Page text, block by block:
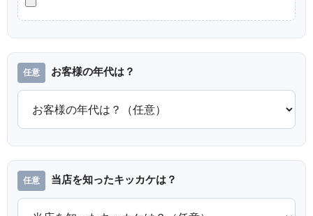
お客様の年代は？
当店を知ったキッカケは？